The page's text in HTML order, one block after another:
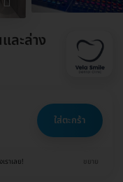
ละล่าง
ใส่ตะกร้า
ราเลย! ขยาย